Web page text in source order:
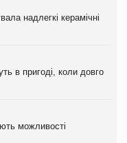
надлегкі керамічні
в пригоді, коли довго
можливості